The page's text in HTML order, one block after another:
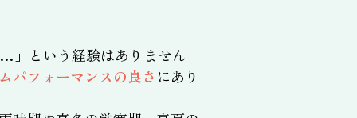
」という経験はありません
パフォーマンスの良さ にあり